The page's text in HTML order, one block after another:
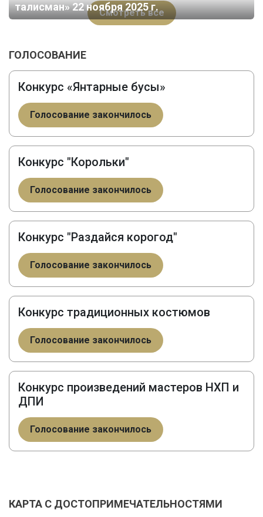
талисман» 22 ноября 2025 г.
Смотреть все
ГОЛОСОВАНИЕ
Конкурс «Янтарные бусы»
Голосование закончилось
Конкурс "Корольки"
Голосование закончилось
Конкурс "Раздайся корогод"
Голосование закончилось
Конкурс традиционных костюмов
Голосование закончилось
Конкурс произведений мастеров НХП и
ДПИ
Голосование закончилось
КАРТА С ДОСТОПРИМЕЧАТЕЛЬНОСТЯМИ